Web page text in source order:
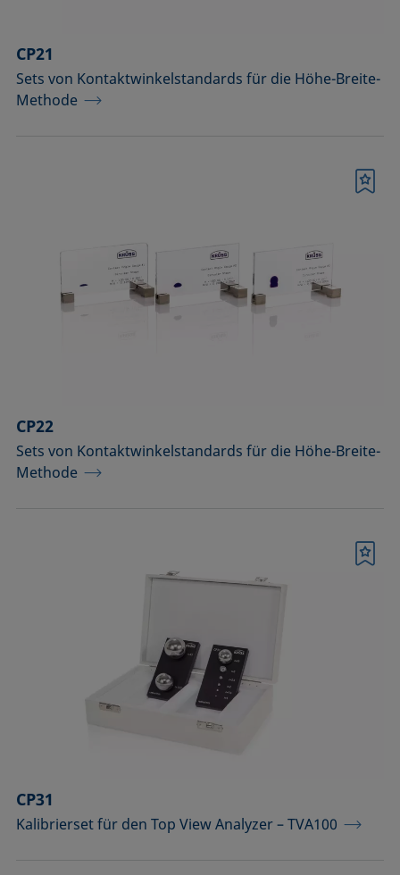
CP21
Sets von Kontaktwinkelstandards für die Höhe-Breite-
Methode
CP22
Sets von Kontaktwinkelstandards für die Höhe-Breite-
Methode
CP31
Kalibrierset für den Top View Analyzer – TVA100